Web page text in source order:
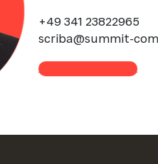
+49 341 23822965
scriba@summit-
Kontakt aufnehmen